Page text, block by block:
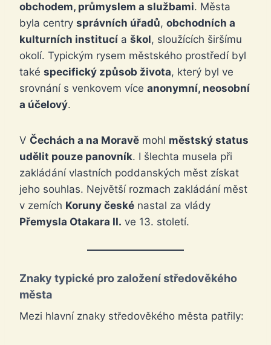
obchodem, průmyslem a službami. Města
byla centry správních úřadů, obchodních a
kulturních institucí a škol, sloužících širšímu
okolí. Typickým rysem městského prostředí byl
také specifický způsob života, který byl ve
srovnání s venkovem více anonymní, neosobní
a účelový.
V Čechách a na Moravě mohl městský status
udělit pouze panovník. I šlechta musela při
zakládání vlastních poddanských měst získat
jeho souhlas. Největší rozmach zakládání měst
v zemích Koruny české nastal za vlády
Přemysla Otakara II. ve 13. století.
Znaky typické pro založení středověkého
města
Mezi hlavní znaky středověkého města patřily: